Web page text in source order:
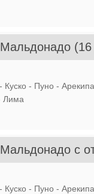
- Пуно -
Лима
с
- Пуно -